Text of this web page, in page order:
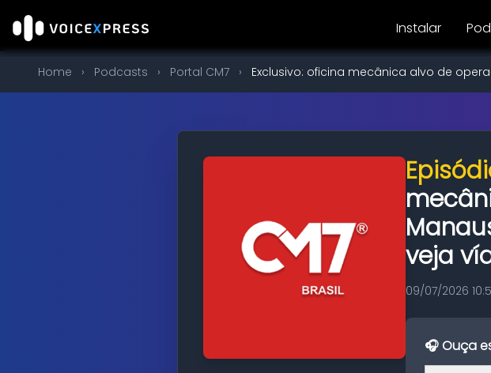
Instalar
Home › Podcasts › Portal CM7 › Exclusivo: oficina mecânica alvo de
veja
09/07/2026
🎧 Ouça